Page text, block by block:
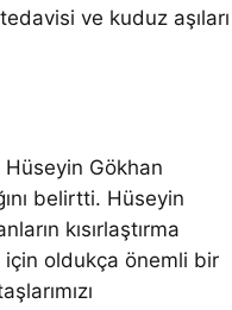
ve kuduz aşıları
Hüseyin Gökhan
belirtti. Hüseyin
kısırlaştırma
için oldukça önemli bir